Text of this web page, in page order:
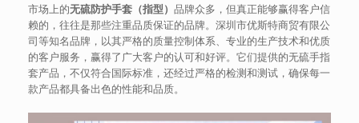
市场上的无硫防护手套（指型） 品牌众多，但真正能够赢得客户信
赖的，往往是那些注重品质保证的品牌。深圳市优斯特商贸有限公
司等知名品牌，以其严格的质量控制体系、专业的生产技术和优质
的客户服务，赢得了广大客户的认可和好评。它们提供的无硫手指
套产品，不仅符合国际标准，还经过严格的检测和测试，确保每一
款产品都具备出色的性能和品质。